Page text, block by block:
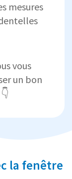
mesures
vous
un bon
la fenêtre